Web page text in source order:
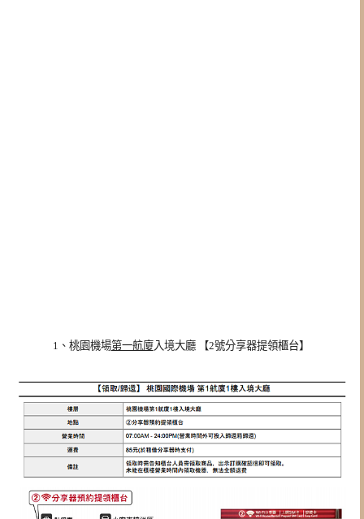
1、桃園機場第一航廈入境大廳 【2號分享器提領櫃台】